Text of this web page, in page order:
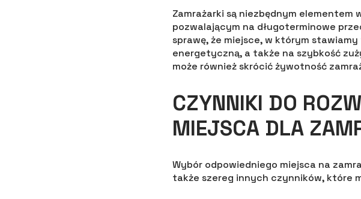
Zamrażarki są niezbędnym
pozwalającym na długoterminowe
sprawę, że miejsce, w którym
energetyczną, a także na szybkość
może również skrócić żywotność
CZYNNIKI DO
MIEJSCA DLA
Wybór odpowiedniego miejsca na
także szereg innych czynników, które